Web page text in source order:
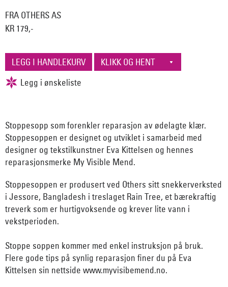
FRA OTHERS AS
KR 179,-
Stoppesopp som forenkler reparasjon av ødelagte klær.
Stoppesoppen er designet og utviklet i samarbeid med
designer og tekstilkunstner Eva Kittelsen og hennes
reparasjonsmerke My Visible Mend.
Stoppesoppen er produsert ved Others sitt snekkerverksted
i Jessore, Bangladesh i treslaget Rain Tree, et bærekraftig
treverk som er hurtigvoksende og krever lite vann i
vekstperioden.
Stoppe soppen kommer med enkel instruksjon på bruk.
Flere gode tips på synlig reparasjon finer du på Eva
Kittelsen sin nettside www.myvisibemend.no.